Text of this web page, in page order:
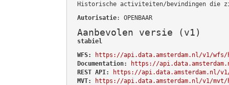
Historische activiteiten/bevindingen die
Autorisatie: OPENBAAR
Aanbevolen versie (v1)
stabiel
WFS:
https://api.data.amsterdam.nl/v1/wfs/
Documentation:
https://
REST API:
https://api.data.amsterdam.nl/
MVT:
https://api.data.amsterdam.nl/v1/mvt/